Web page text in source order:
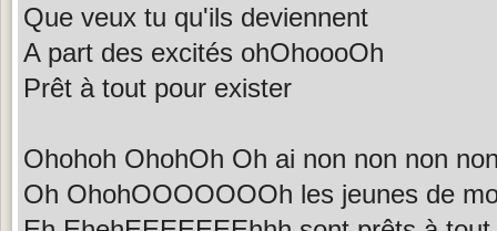
Que veux tu qu'ils deviennent
A part des excités ohOhoooOh
Prêt à tout pour exister
Ohohoh OhohOh Oh ai non non non
Oh OhohOOOOOOOh les jeunes de